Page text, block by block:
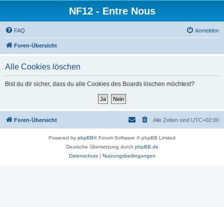
NF12 - Entre Nous
FAQ Anmelden
Foren-Übersicht
Alle Cookies löschen
Bist du dir sicher, dass du alle Cookies des Boards löschen möchtest?
Foren-Übersicht Alle Zeiten sind UTC+02:00
Powered by phpBB® Forum Software © phpBB Limited
Deutsche Übersetzung durch phpBB.de
Datenschutz| Nutzungsbedingungen